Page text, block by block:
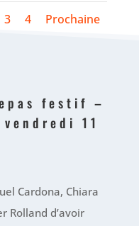
3 4 Prochaine
festif –
11
Cardona, Chiara
Rolland d’avoir